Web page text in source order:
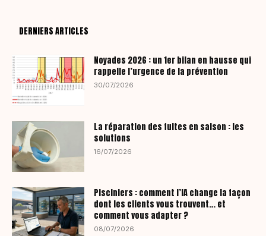
DERNIERS ARTICLES
Noyades 2026 : un 1er bilan en hausse qui
rappelle l’urgence de la prévention
30/07/2026
La réparation des fuites en saison : les
solutions
16/07/2026
Pisciniers : comment l’IA change la façon
dont les clients vous trouvent… et
comment vous adapter ?
08/07/2026